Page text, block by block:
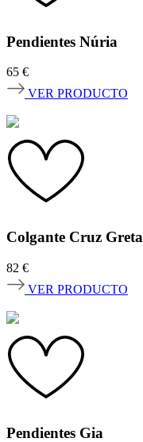
Pendientes Núria
65 €
VER PRODUCTO
Colgante Cruz Greta
82 €
VER PRODUCTO
Pendientes Gia